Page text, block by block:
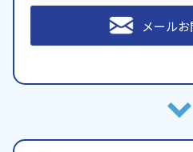
メール